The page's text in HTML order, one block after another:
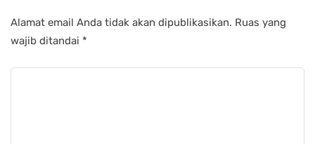
Alamat email Anda tidak akan dipublikasikan. Ruas yang
wajib ditandai *